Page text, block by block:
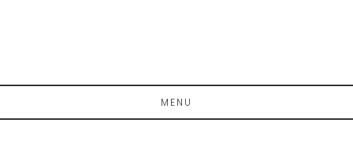
MENU